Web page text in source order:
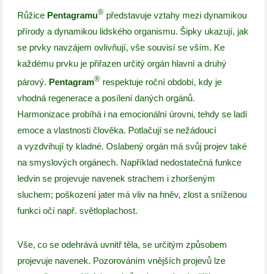
Růžice Pentagramu® představuje vztahy mezi dynamikou
přírody a dynamikou lidského organismu. Šipky ukazují, jak
se prvky navzájem ovlivňují, vše souvisí se vším. Ke
každému prvku je přiřazen určitý orgán hlavní a druhý
párový. Pentagram® respektuje roční období, kdy je
vhodná regenerace a posílení daných orgánů.
Harmonizace probíhá i na emocionální úrovni, tehdy se ladí
emoce a vlastnosti člověka. Potlačují se nežádoucí
a vyzdvihují ty kladné. Oslabený orgán má svůj projev také
na smyslových orgánech. Například nedostatečná funkce
ledvin se projevuje navenek strachem i zhoršeným
sluchem; poškození jater má vliv na hněv, zlost a sníženou
funkci očí např. světloplachost.
Vše, co se odehrává uvnitř těla, se určitým způsobem
projevuje navenek. Pozorováním vnějších projevů lze